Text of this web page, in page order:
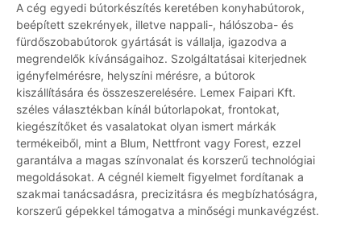
A cég egyedi bútorkészítés keretében konyhabútorok,
beépített szekrények, illetve nappali-, hálószoba- és
fürdőszobabútorok gyártását is vállalja, igazodva a
megrendelők kívánságaihoz. Szolgáltatásai kiterjednek
igényfelmérésre, helyszíni mérésre, a bútorok
kiszállítására és összeszerelésére. Lemex Faipari Kft.
széles választékban kínál bútorlapokat, frontokat,
kiegészítőket és vasalatokat olyan ismert márkák
termékeiből, mint a Blum, Nettfront vagy Forest, ezzel
garantálva a magas színvonalat és korszerű technológiai
megoldásokat. A cégnél kiemelt figyelmet fordítanak a
szakmai tanácsadásra, precizitásra és megbízhatóságra,
korszerű gépekkel támogatva a minőségi munkavégzést.